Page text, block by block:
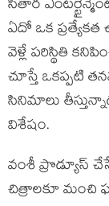
సితార
ఏదో ఒక ప్రత్యేకత
వెళ్లే పరిస్థితి
చూస్తే ఒకప్పటి
సినిమాలు
విశేషం.
వంశీ ప్రొడ్యూస్
చిత్రాలకూ మంచి